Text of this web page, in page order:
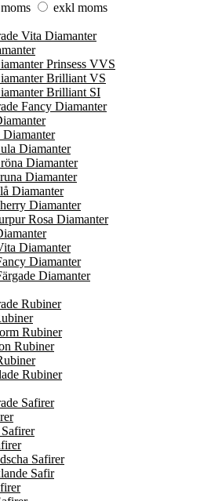
exkl moms
Vita Diamanter
Prinsess VVS
Brilliant VS
Brilliant SI
Fancy Diamanter
Diamanter
Diamanter
Diamanter
Diamanter
Diamanter
Diamanter
Rosa Diamanter
Diamanter
Diamanter
Diamanter
Rubiner
Rubiner
Rubiner
Rubiner
Safirer
Safirer
Safir